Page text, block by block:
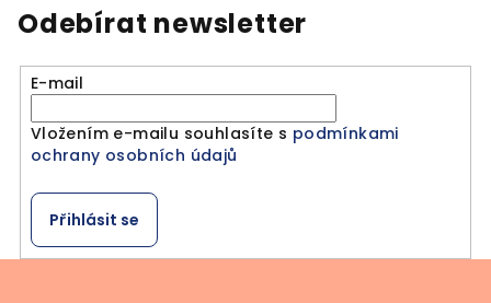
Odebírat newsletter
E-mail
Vložením e-mailu souhlasíte s podmínkami
ochrany osobních údajů
Přihlásit se